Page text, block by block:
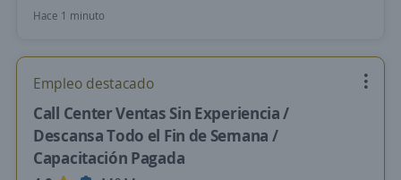
Hace 1 minuto
Empleo destacado
Call Center Ventas Sin Experiencia /
Descansa Todo el Fin de Semana /
Capacitación Pagada